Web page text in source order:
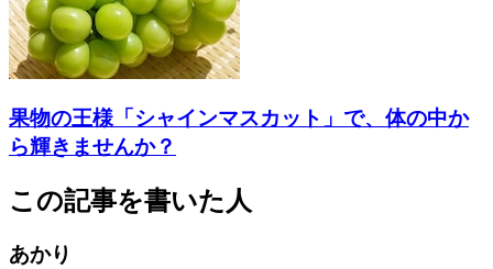
果物の王様「シャインマスカット」で、体の中か
ら輝きませんか？
この記事を書いた人
あかり